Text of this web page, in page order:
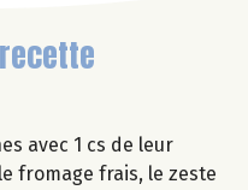
recette
avec 1 cs de leur
fromage frais, le zeste